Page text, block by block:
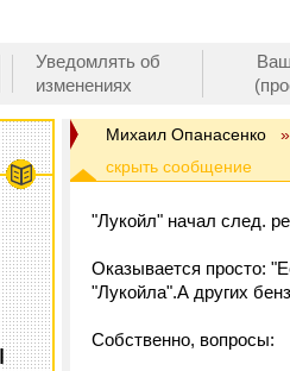
Уведомлять об
изменениях
Михаил Опанасенко »
"Лукойл" начал след.
Оказывается просто:
"Лукойла".А других
Собственно, вопросы: